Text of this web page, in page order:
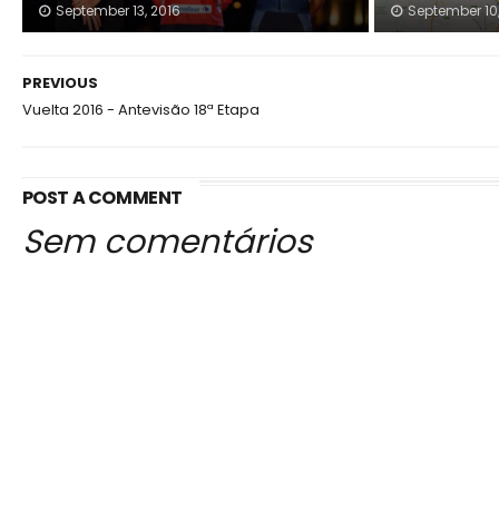
September 13, 2016 September
PREVIOUS
Vuelta 2016 - Antevisão 18ª Etapa
POST A COMMENT
Sem comentários